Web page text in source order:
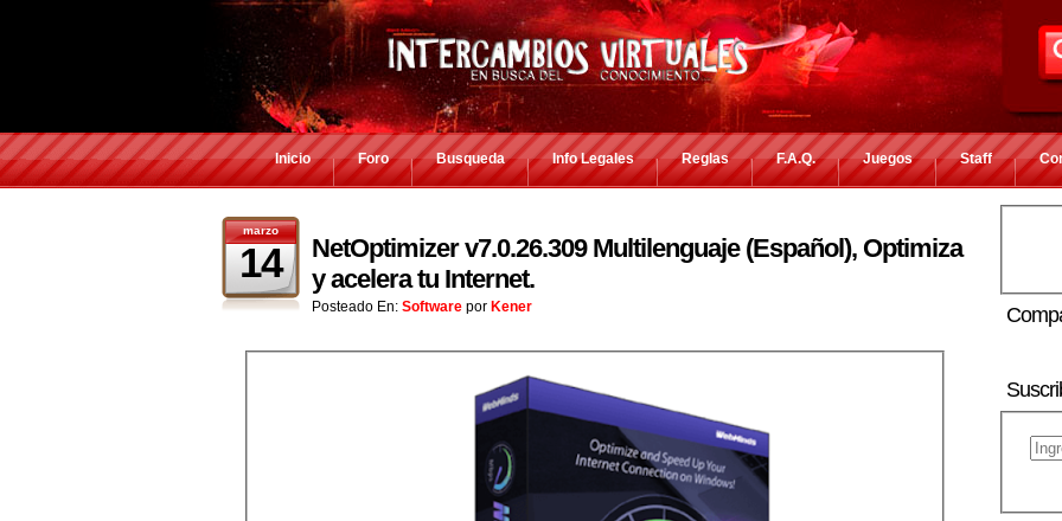
Inicio Foro Busqueda Info Legales Reglas F.A.Q. Juegos Staff
marzo
14
NetOptimizer v7.0.26.309 Multilenguaje (Español), Optimiza
y acelera tu Internet.
Posteado En: Software por Kener